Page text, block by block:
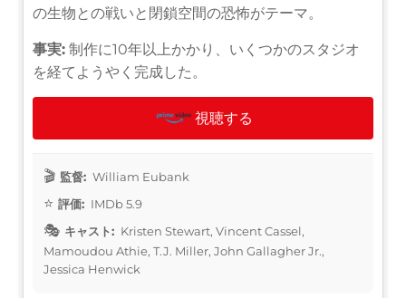
の生物との戦いと閉鎖空間の恐怖がテーマ。
事実: 制作に10年以上かかり、いくつかのスタジオ
を経てようやく完成した。
視聴する
監督: William Eubank
評価: IMDb 5.9
キャスト: Kristen Stewart, Vincent Cassel,
Mamoudou Athie, T.J. Miller, John Gallagher Jr.,
Jessica Henwick